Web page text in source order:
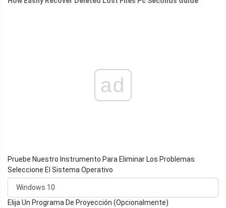
ad
Pruebe Nuestro Instrumento Para Eliminar Los Problemas
Seleccione El Sistema Operativo
Elija Un Programa De Proyección (Opcionalmente)